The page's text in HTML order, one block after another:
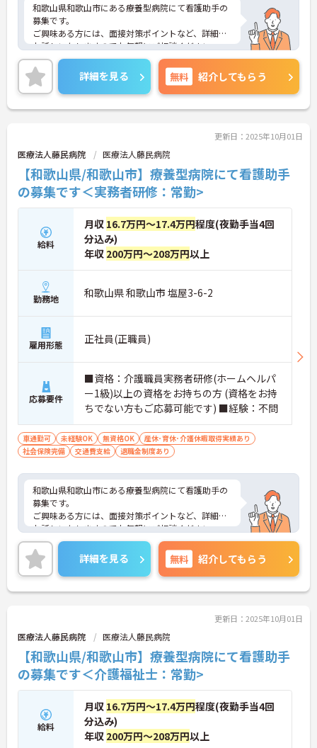
和歌山県和歌山市にある療養型病院にて看護助手の
募集です。
ご興味ある方には、面接対策ポイントなど、詳細を
お話しいたしますのでお気軽にご相談ください。
詳細を見る 無料 紹介してもらう
更新日：2025年10月01日
医療法人藤民病院 医療法人藤民病院
【和歌山県/和歌山市】療養型病院にて看護助手
の募集です＜実務者研修：常勤>
給料
月収 16.7万円～17.4万円程度(夜勤手当4回
分込み)
年収 200万円～208万円以上
勤務地 和歌山県 和歌山市 塩屋3-6-2
雇用形態 正社員(正職員)
応募要件
■資格：介護職員実務者研修(ホームヘルパ
ー1級)以上の資格をお持ちの方 (資格をお持
ちでない方もご応募可能です) ■経験：不問
車通勤可 未経験OK 無資格OK
産休･育休･介護休暇取得実績あり
社会保険完備
交通費支給 退職金制度あり
和歌山県和歌山市にある療養型病院にて看護助手の
募集です。
ご興味ある方には、面接対策ポイントなど、詳細を
お話しいたしますのでお気軽にご相談ください。
詳細を見る 無料 紹介してもらう
更新日：2025年10月01日
医療法人藤民病院 医療法人藤民病院
【和歌山県/和歌山市】療養型病院にて看護助手
の募集です＜介護福祉士：常勤>
給料
月収 16.7万円～17.4万円程度(夜勤手当4回
分込み)
年収 200万円～208万円以上